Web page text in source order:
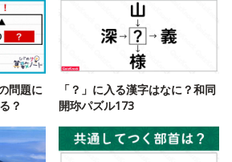
問題に
？
「？」に入る漢字はなに？和同
開珎パズル173